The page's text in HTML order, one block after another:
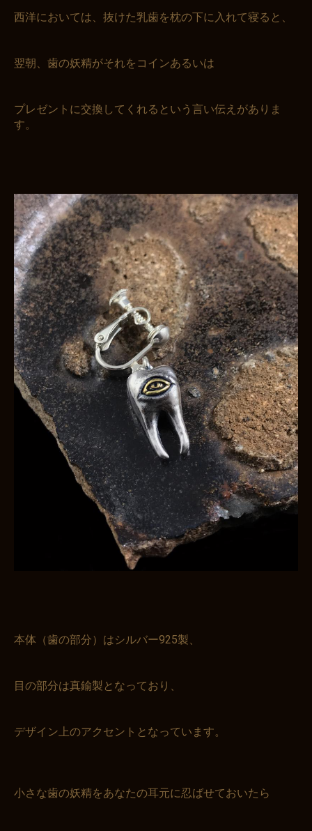
お買い物を続ける カートへ進む
西洋においては、抜けた乳歯を枕の下に入れて寝ると、
翌朝、歯の妖精がそれをコインあるいは
プレゼントに交換してくれるという言い伝えがありま
す。
本体（歯の部分）はシルバー925製、
目の部分は真鍮製となっており、
デザイン上のアクセントとなっています。
小さな歯の妖精をあなたの耳元に忍ばせておいたら